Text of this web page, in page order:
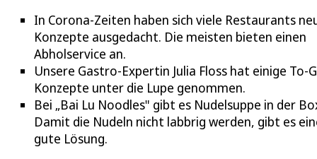
In Corona-Zeiten haben sich viele Restaurants
Konzepte ausgedacht. Die meisten bieten einen
Abholservice an.
Unsere Gastro-Expertin Julia Floss hat einige To-
Konzepte unter die Lupe genommen.
Bei „Bai Lu Noodles" gibt es Nudelsuppe in der
Damit die Nudeln nicht labbrig werden, gibt es
gute Lösung.